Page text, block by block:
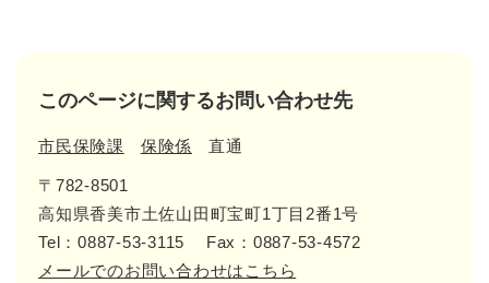
このページに関するお問い合わせ先
市民保険課 保険係 直通
〒782-8501
高知県香美市土佐山田町宝町1丁目2番1号
Tel：0887-53-3115
Fax：0887-53-4572
メールでのお問い合わせはこちら